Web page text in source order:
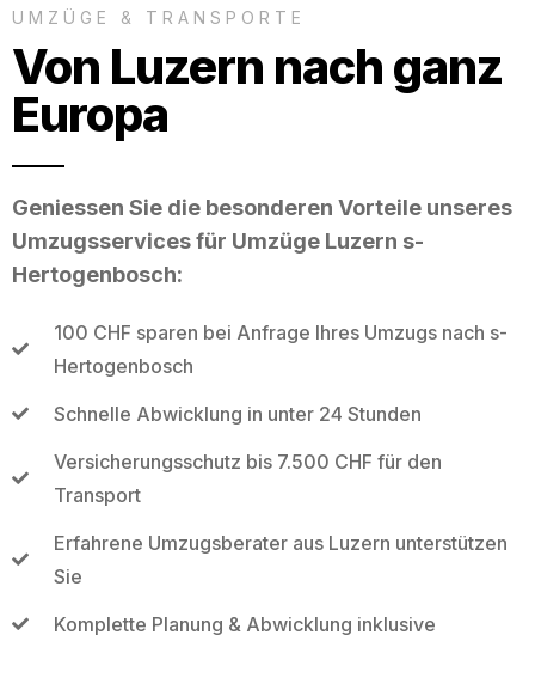
UMZÜGE & TRANSPORTE
Von Luzern nach ganz
Europa
Geniessen Sie die besonderen Vorteile unseres
Umzugsservices für Umzüge Luzern s-
Hertogenbosch:
100 CHF sparen bei Anfrage Ihres Umzugs nach s-
Hertogenbosch
Schnelle Abwicklung in unter 24 Stunden
Versicherungsschutz bis 7.500 CHF für den
Transport
Erfahrene Umzugsberater aus Luzern unterstützen
Sie
Komplette Planung & Abwicklung inklusive